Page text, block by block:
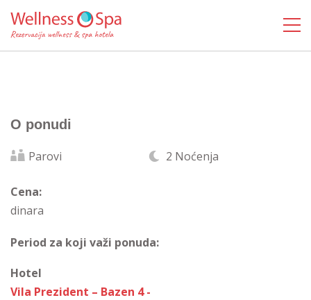
O ponudi
Parovi 2 Noćenja
Cena:
dinara
Period za koji važi ponuda:
Hotel
Vila Prezident – Bazen 4 -